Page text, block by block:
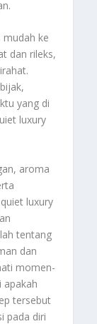
mudah ke
dan rileks,
yang di
luxury
aroma
luxury
tentang
dan
momen-
apakah
tersebut
pada diri